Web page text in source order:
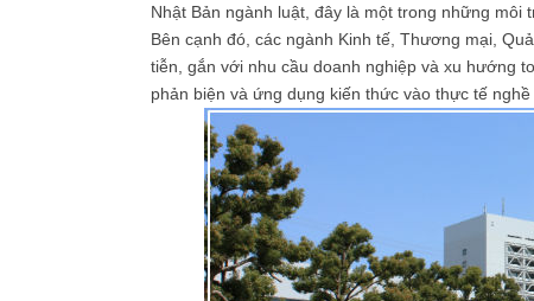
Nhật Bản ngành luật, đây là một trong những
Bên cạnh đó, các ngành Kinh tế, Thương mại,
tiễn, gắn với nhu cầu doanh nghiệp và xu hướng
phản biện và ứng dụng kiến thức vào thực tế nghề